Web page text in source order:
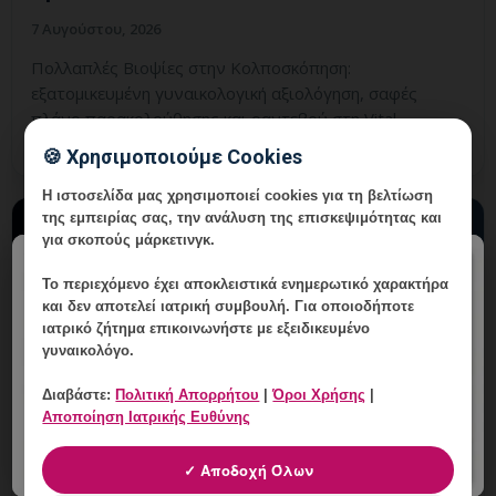
Πολλαπλές Βιοψίες στην Κολποσκόπηση:
εξατομικευμένη γυναικολογική αξιολόγηση, σαφές
πλάνο παρακολούθησης και ραντεβού στη Vital
WomanHood Clinic Γλυφάδας.
🍪 Χρησιμοποιούμε Cookies
Η ιστοσελίδα μας χρησιμοποιεί cookies για τη βελτίωση
της εμπειρίας σας, την ανάλυση της επισκεψιμότητας και
για σκοπούς μάρκετινγκ.
Το περιεχόμενο έχειαποκλειστικά ενημερωτικό χαρακτήρα
και δεν αποτελεί ιατρική συμβουλή. Για οποιοδήποτε
ιατρικό ζήτημα επικοινωνήστε με εξειδικευμένο
γυναικολόγο.
Διαβάστε: Πολιτική Απορρήτου |Όροι Χρήσης
Αποποίηση Ιατρικής Ευθύνης
✓ Αποδοχή Όλων